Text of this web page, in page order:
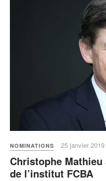
NOMINATIONS 25 janvier 2019
Christophe
de l’institut FCBA